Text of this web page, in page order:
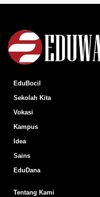
EduBocil
Sekolah Kita
Vokasi
Kampus
Idea
Sains
EduDana
Tentang Kami